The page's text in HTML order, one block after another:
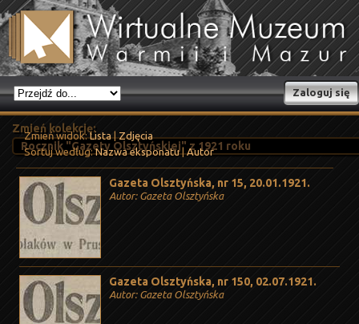
Zaloguj się
Zmień kolekcję:
Zmień widok:Lista|Zdjęcia
Sortuj według:Nazwa eksponatu|Autor
Gazeta Olsztyńska, nr 15, 20.01.1921.
Autor: Gazeta Olsztyńska
Gazeta Olsztyńska, nr 150, 02.07.1921.
Autor: Gazeta Olsztyńska